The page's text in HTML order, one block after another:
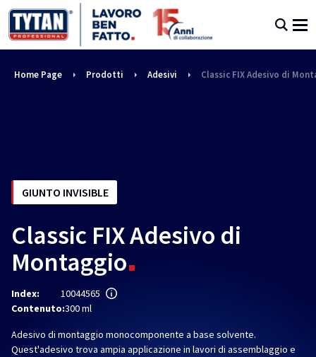
Home Page Prodotti Adesivi Classic FIX Adesivo di
GIUNTO INVISIBLE
Classic FIX Adesivo di
Montaggio
Index:
10044565
Contenuto:300 ml
Adesivo di montaggio monocomponente a base solvente.
Quest'adesivo trova ampia applicazione in lavori di assemblaggio e